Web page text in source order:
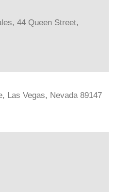
44 Queen Street,
Las Vegas, Nevada 89147